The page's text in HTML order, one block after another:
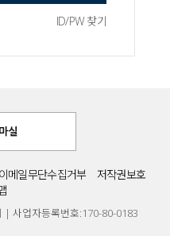
ID/PW 찾기
이메일무단수집거부
저작권보호
| 사업자등록번호:170-80-0183